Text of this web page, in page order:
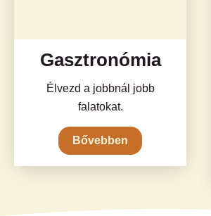
Gasztronómia
Élvezd a jobbnál jobb
falatokat.
Bővebben